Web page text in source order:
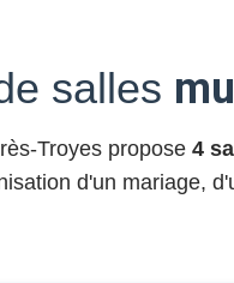
salles
Troyes propose 4
d'un mariage,